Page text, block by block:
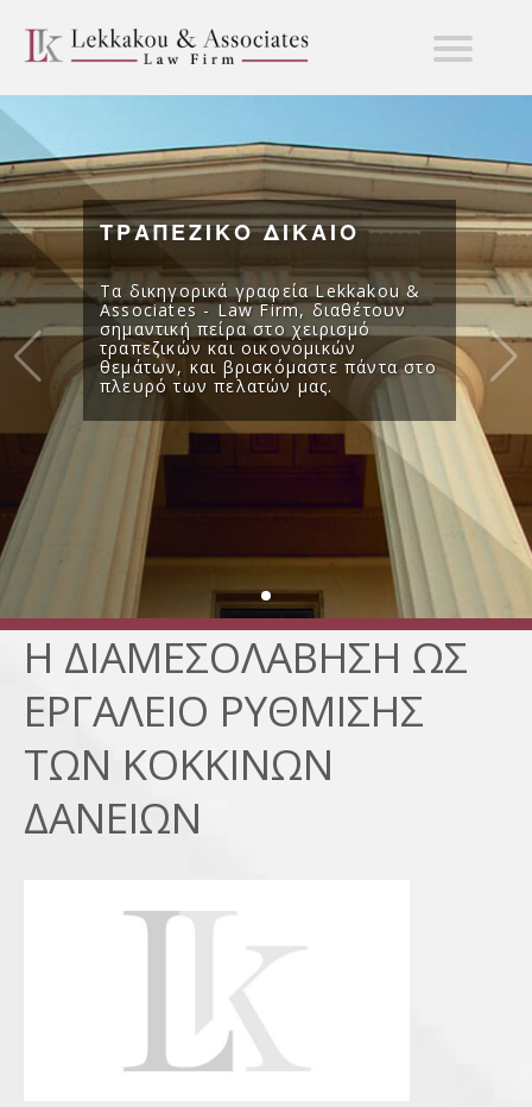
ΤΡΑΠΕΖΙΚΟ ΔΙΚΑΙΟ
Τα δικηγορικά γραφεία Lekkakou &
Associates - Law Firm, διαθέτουν
σημαντική πείρα στο χειρισμό
τραπεζικών και οικονομικών
θεμάτων, και βρισκόμαστε πάντα στο
πλευρό των πελατών μας.
Η ΔΙΑΜΕΣΟΛΑΒΗΣΗ ΩΣ
ΕΡΓΑΛΕΙΟ ΡΥΘΜΙΣΗΣ
ΤΩΝ ΚΟΚΚΙΝΩΝ
ΔΑΝΕΙΩΝ